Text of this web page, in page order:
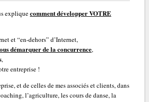
expliquecomment développer VOTRE
et “en-dehors” d’Internet,
démarquer de la concurrence,
,
entreprise !
et de celles de mes associés et clients, dans
l’agriculture, les cours de danse, la